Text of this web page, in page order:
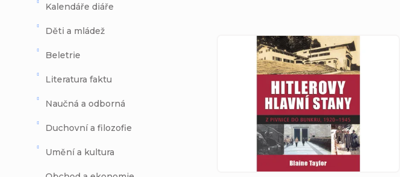
Kalendáře diáře
Děti a mládež
Beletrie
Literatura faktu
Naučná a odborná
Duchovní a filozofie
Umění a kultura
Výpis produktů